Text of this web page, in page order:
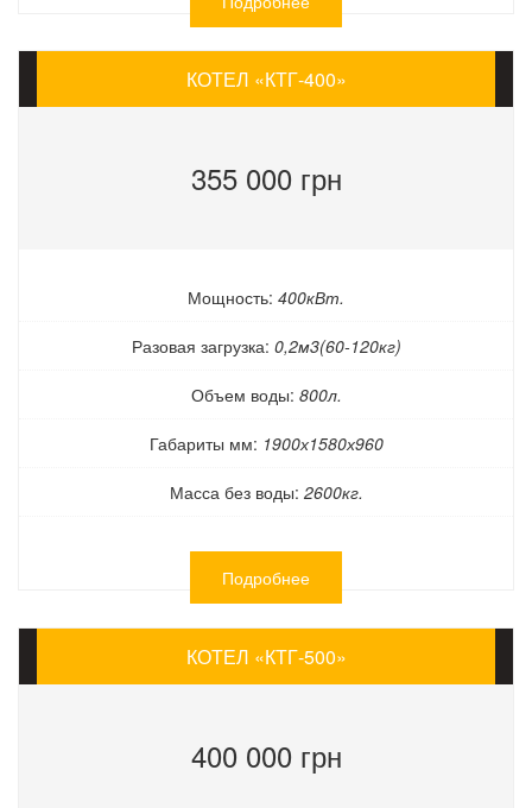
КОТЕЛ «КТГ-400»
355 000 грн
Мощность: 400кВт.
Разовая загрузка: 0,2м3(60-120кг)
Объем воды: 800л.
Габариты мм: 1900х1580х960
Масса без воды: 2600кг.
Подробнее
КОТЕЛ «КТГ-500»
400 000 грн